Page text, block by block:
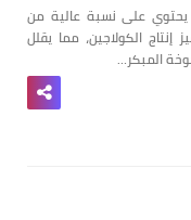
يحتوي على نسبة عالية من
إنتاج الكولاجين، مما يقلل
المبكر…